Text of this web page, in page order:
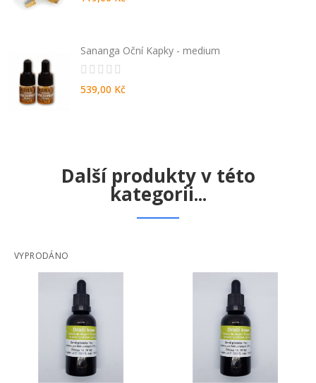
Sananga Oční Kapky - medium
539,00 Kč
Další produkty v této
kategorii...
VYPRODÁNO